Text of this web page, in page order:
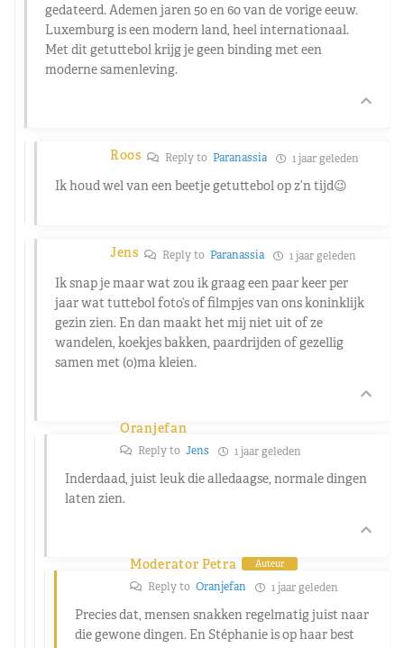
gedateerd. Ademen jaren 50 en 60 van de vorige eeuw.
Luxemburg is een modern land, heel internationaal.
Met dit getuttebol krijg je geen binding met een
moderne samenleving.
Roos Reply to Paranassia 1 jaar geleden
Ik houd wel van een beetje getuttebol op z’n tijd😉
Jens Reply to Paranassia 1 jaar geleden
Ik snap je maar wat zou ik graag een paar keer per
jaar wat tuttebol foto’s of filmpjes van ons koninklijk
gezin zien. En dan maakt het mij niet uit of ze
wandelen, koekjes bakken, paardrijden of gezellig
samen met (o)ma kleien.
Oranjefan
Reply to Jens 1 jaar geleden
Inderdaad, juist leuk die alledaagse, normale dingen
laten zien.
Moderator Petra Auteur
Reply to Oranjefan 1 jaar geleden
Precies dat, mensen snakken regelmatig juist naar
die gewone dingen. En Stéphanie is op haar best